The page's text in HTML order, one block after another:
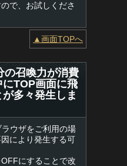
で、お試しくださ
▲画面TOPへ
の召喚力が消費
TOP画面に飛
多々発生しま
ウザをご利用の場
により発生する可
にすることで改